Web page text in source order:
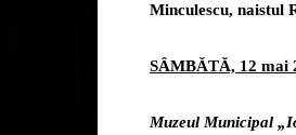
Minculescu, naistul
SÂMBĂTĂ, 12 mai
Muzeul Municipal